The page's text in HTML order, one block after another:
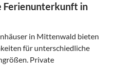
Ferienunterkunft in
in Mittenwald bieten
für unterschiedliche
Private